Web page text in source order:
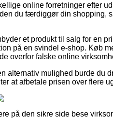
online forretninger efter
du færdiggør din shopping,
et produkt til salg for en
på en svindel e-shop. Køb
overfor falske online
alternativ mulighed burde du
at afbetale prisen over flere
på den sikre side bese